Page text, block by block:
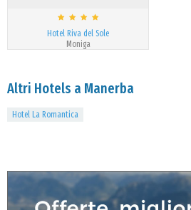
Hotel Riva del Sole
Moniga
Altri Hotels a Manerba
Hotel La Romantica